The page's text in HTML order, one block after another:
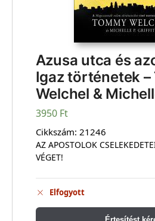
Azusa utca és
Igaz történetek –
Welchel &
3950 Ft
Cikkszám: 21246
AZ APOSTOLOK
VÉGET!
Elfogyott